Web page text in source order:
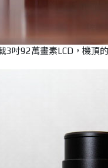
吋92萬畫素LCD，機頂